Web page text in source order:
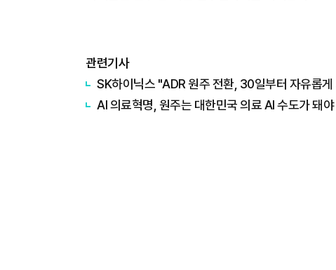
관련기사
SK하이닉스 "ADR 원주 전환, 30일부터 자유롭게
AI 의료혁명, 원주는 대한민국 의료 AI 수도가 돼